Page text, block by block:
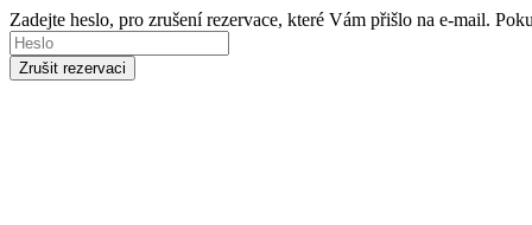
Zadejte heslo, pro zrušení rezervace, které Vám přišlo na e-mail.
Zrušit rezervaci